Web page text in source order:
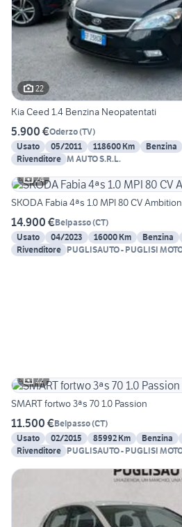
22
Kia Ceed 1.4 Benzina Neopatentati
5.900 €Oderzo(TV)
Usato
05/2011 118600 Km Benzina
Rivenditore M AUTO S.R.L.
24
SKODA Fabia 4ªs 1.0 MPI 80 CV Ambition
14.900 €Belpasso(CT)
Usato
04/2023 16000 Km Benzina
Rivenditore
22
SMART fortwo 3ªs 70 1.0 Passion
11.500 €Belpasso(CT)
Usato
02/2015 85992 Km Benzina
Rivenditore